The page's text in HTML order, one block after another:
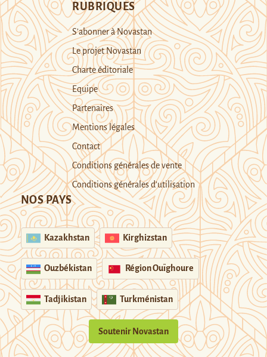
RUBRIQUES
S’abonner à Novastan
Le projet Novastan
Charte éditoriale
Equipe
Partenaires
Mentions légales
Contact
Conditions générales de vente
Conditions générales d’utilisation
NOS PAYS
Kazakhstan Kirghizstan
Ouzbékistan Région Ouïghoure
Tadjikistan Turkménistan
Soutenir Novastan